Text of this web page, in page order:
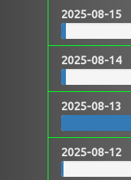
2025-08-15
2025-08-14
2025-08-13
2025-08-12